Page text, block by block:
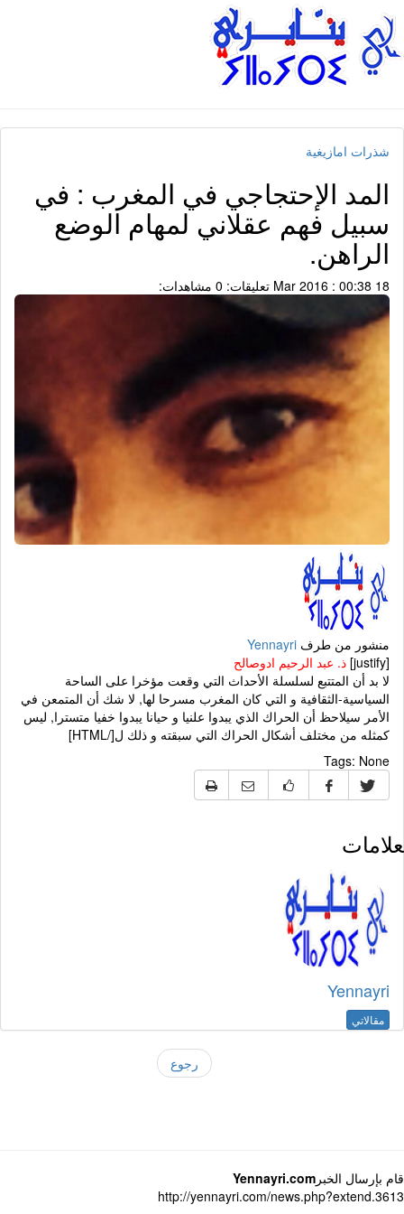
شذرات امازيغية
المد الإحتجاجي في المغرب : في
سبيل فهم عقلاني لمهام الوضع
الراهن.
18 Mar 2016 : 00:38 تعليقات: 0 مشاهدات:
منشور من طرفYennayri
ذ. عبد الرحيم ادوصالح
لا بد أن المتتبع لسلسلة الأحداث التي وقعت مؤخرا على الساحة
السياسية-الثقافية و التي كان المغرب مسرحا لها, لا شك أن المتمعن في
الأمر سيلاحظ أن الحراك الذي يبدوا علنيا و حيانا يبدوا خفيا متسترا, ليس
كمثله من مختلف أشكال الحراك التي سبقته و ذلك ل[/HTML]
Tags:None
Yennayri
مقالاتي
رجوع
بإرسال الخبرYennayri.com
http://yennayri.com/